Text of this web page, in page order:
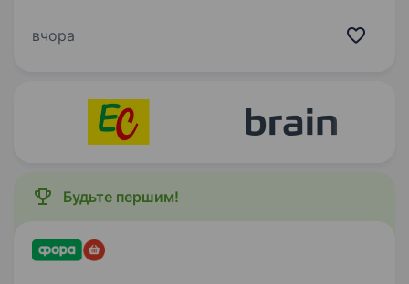
впливати на свою ЗП з виплатами двічі на
вчора
Будьте першим!